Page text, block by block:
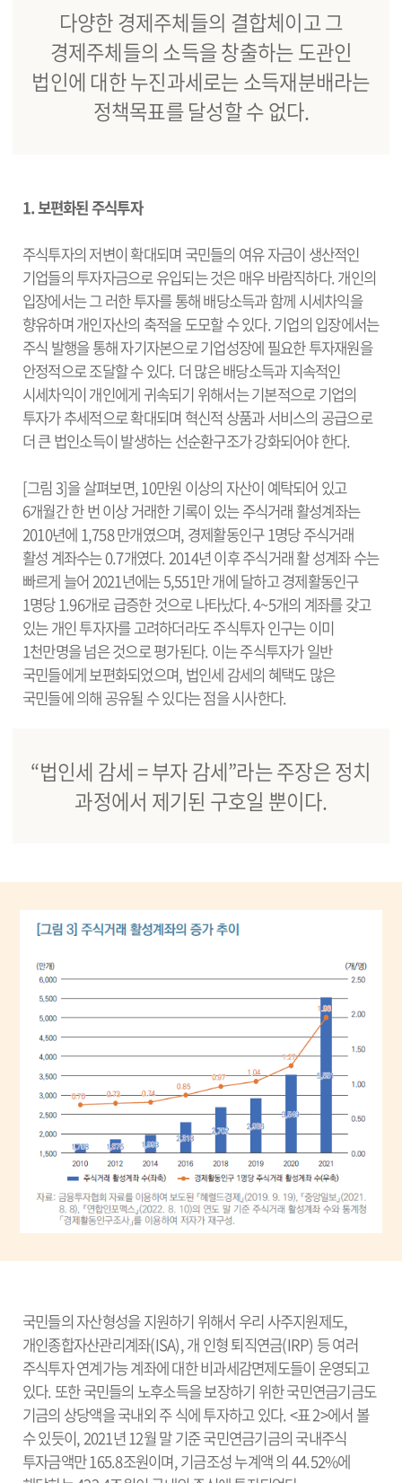
다양한 경제주체들의 결합체이고 그
경제주체들의 소득을 창출하는 도관인
법인에 대한 누진과세로는 소득재분배라는
정책목표를 달성할 수 없다.
1. 보편화된 주식투자
주식투자의 저변이 확대되며 국민들의 여유 자금이 생산적인
기업들의 투자자금으로 유입되는 것은 매우 바람직하다. 개인의
입장에서는 그 러한 투자를 통해 배당소득과 함께 시세차익을
향유하며 개인자산의 축적을 도모할 수 있다. 기업의 입장에서는
주식 발행을 통해 자기자본으로 기업성장에 필요한 투자재원을
안정적으로 조달할 수 있다. 더 많은 배당소득과 지속적인
시세차익이 개인에게 귀속되기 위해서는 기본적으로 기업의
투자가 추세적으로 확대되며 혁신적 상품과 서비스의 공급으로
더 큰 법인소득이 발생하는 선순환구조가 강화되어야 한다.
[그림 3]을 살펴보면, 10만원 이상의 자산이 예탁되어 있고
6개월간 한 번 이상 거래한 기록이 있는 주식거래 활성계좌는
2010년에 1,758 만개였으며, 경제활동인구 1명당 주식거래
활성 계좌수는 0.7개였다. 2014년 이후 주식거래 활 성계좌 수는
빠르게 늘어 2021년에는 5,551만 개에 달하고 경제활동인구
1명당 1.96개로 급증한 것으로 나타났다. 4~5개의 계좌를 갖고
있는 개인 투자자를 고려하더라도 주식투자 인구는 이미
1천만명을 넘은 것으로 평가된다. 이는 주식투자가 일반
국민들에게 보편화되었으며, 법인세 감세의 혜택도 많은
국민들에 의해 공유될 수 있다는 점을 시사한다.
“법인세 감세 = 부자 감세”라는 주장은 정치
과정에서 제기된 구호일 뿐이다.
국민들의 자산형성을 지원하기 위해서 우리 사주지원제도,
개인종합자산관리계좌(ISA), 개 인형 퇴직연금(IRP) 등 여러
주식투자 연계가능 계좌에 대한 비과세감면제도들이 운영되고
있다. 또한 국민들의 노후소득을 보장하기 위한 국민연금기금도
기금의 상당액을 국내외 주 식에 투자하고 있다. <표 2>에서 볼
수 있듯이, 2021년 12월 말 기준 국민연금기금의 국내주식
투자금액만 165.8조원이며, 기금조성 누계액 의 44.52%에